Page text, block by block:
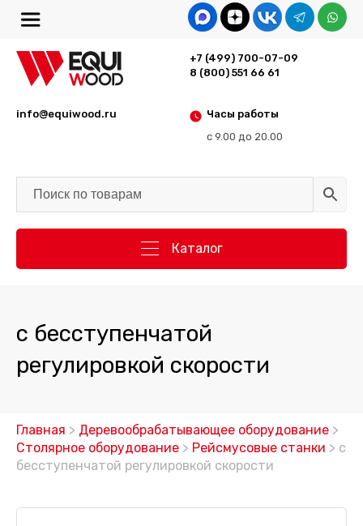
+7 (499) 700-07-09
8 (800) 551 66 61
Часы работы
с 9.00 до 20.00
info@equiwood.ru
Каталог
с бесступенчатой
регулировкой скорости
Главная > Деревообрабатывающее оборудование >
Столярное оборудование > Рейсмусовые станки > с
бесступенчатой регулировкой скорости